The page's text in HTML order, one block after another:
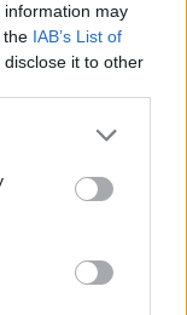
information may
the IAB’s List of
it to other
or more Google
You may click to
party tags to
in below Google
1956
Antall
volt az a
ez a
babonákra